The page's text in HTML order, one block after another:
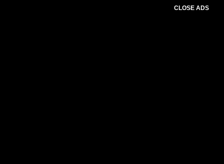
CLOSE ADS